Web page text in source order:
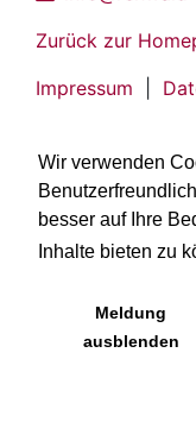
Wir verwenden
besser auf Ihre
Inhalte bieten zu
Meldung
ausblenden
Zurück zur
Impressum